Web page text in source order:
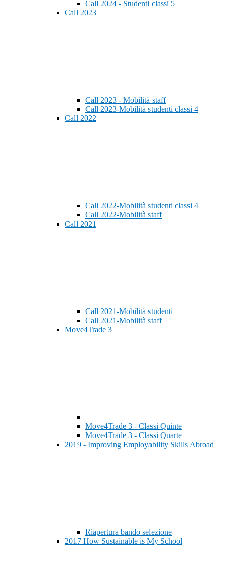
Call 2024 - Studenti classi 5
Call 2023
Call 2023 - Mobilità staff
Call 2023-Mobilità studenti classi 4
Call 2022
Call 2022-Mobilità studenti classi 4
Call 2022-Mobilità staff
Call 2021
Call 2021-Mobilità studenti
Call 2021-Mobilità staff
Move4Trade 3
Move4Trade 3 - Classi Quinte
Move4Trade 3 - Classi Quarte
2019 - Improving Employability Skills Abroad
Riapertura bando selezione
2017 How Sustainable is My School